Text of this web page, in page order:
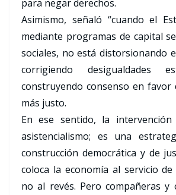
para negar derechos.
Asimismo, señaló “cuando el
mediante programas de capital
sociales, no está distorsionando
corrigiendo desigualdades
construyendo consenso en favor
más justo.
En ese sentido, la
asistencialismo; es una
construcción democrática y de
coloca la economía al servicio
no al revés. Pero compañeras y